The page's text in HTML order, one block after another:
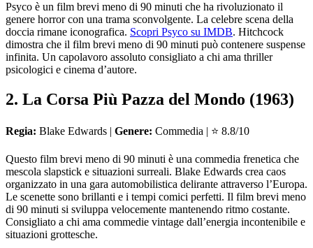
Psyco è un film brevi meno di 90 minuti che ha rivoluzionato il
genere horror con una trama sconvolgente. La celebre scena della
doccia rimane iconografica. Scopri Psyco su IMDB. Hitchcock
dimostra che il film brevi meno di 90 minuti può contenere suspense
infinita. Un capolavoro assoluto consigliato a chi ama thriller
psicologici e cinema d’autore.
2. La Corsa Più Pazza del Mondo (1963)
Regia: Blake Edwards | Genere: Commedia | ⭐ 8.8/10
Questo film brevi meno di 90 minuti è una commedia frenetica che
mescola slapstick e situazioni surreali. Blake Edwards crea caos
organizzato in una gara automobilistica delirante attraverso l’Europa.
Le scenette sono brillanti e i tempi comici perfetti. Il film brevi meno
di 90 minuti si sviluppa velocemente mantenendo ritmo costante.
Consigliato a chi ama commedie vintage dall’energia incontenibile e
situazioni grottesche.